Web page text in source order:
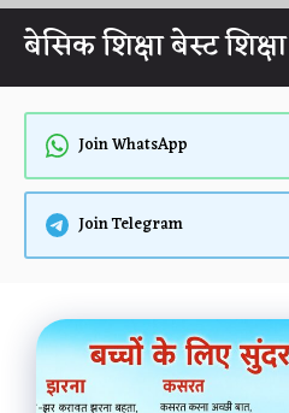
Skip
content
बेसिक शिक्षा बेस्ट शिक्षा
Join WhatsApp
Join Telegram